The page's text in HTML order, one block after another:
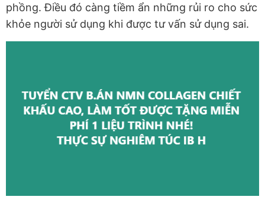
phồng. Điều đó càng tiềm ẩn những rủi ro cho sức
khỏe người sử dụng khi được tư vấn sử dụng sai.